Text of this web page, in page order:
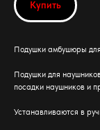
Купить
Подушки амбушюры
Подушки для
посадки наушников и
Устанавливаются в